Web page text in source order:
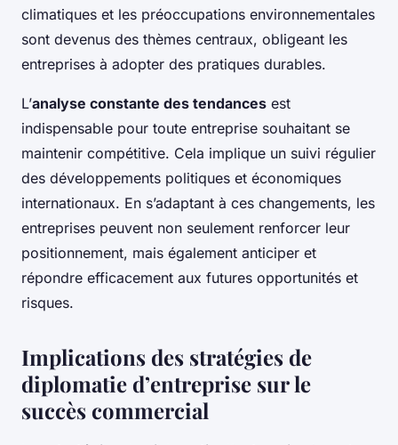
climatiques et les préoccupations environnementales
sont devenus des thèmes centraux, obligeant les
entreprises à adopter des pratiques durables.
L’analyse constante des tendances est
indispensable pour toute entreprise souhaitant se
maintenir compétitive. Cela implique un suivi régulier
des développements politiques et économiques
internationaux. En s’adaptant à ces changements, les
entreprises peuvent non seulement renforcer leur
positionnement, mais également anticiper et
répondre efficacement aux futures opportunités et
risques.
Implications des stratégies de
diplomatie d’entreprise sur le
succès commercial